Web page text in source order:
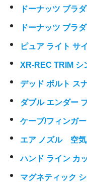
ドーナッツ ブラ
ドーナッツ ブラ
ピュア ライト サ
XR-REC TRIM
デッド ボルト ス
ダブル エンダー
ケーブ/フィンガ
エア ノズル 空気
ハンド ライン カ
マグネティック